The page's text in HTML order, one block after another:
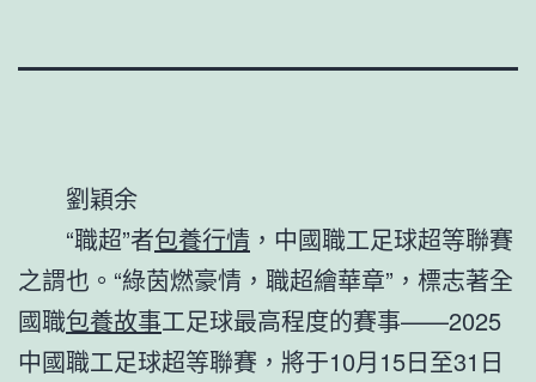
劉穎余
“職超”者包養行情 ，中國職工足球超等聯賽
之謂也。“綠茵燃豪情，職超繪華章”，標志著全
國職包養故事工足球最高程度的賽事——2025
中國職工足球超等聯賽，將于10月15日至31日